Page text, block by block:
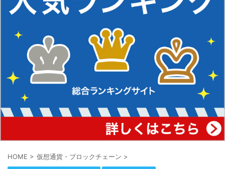
HOME > 仮想通貨・ブロックチェーン >